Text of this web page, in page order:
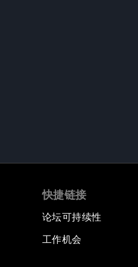
快捷链接
论坛可持续性
工作机会